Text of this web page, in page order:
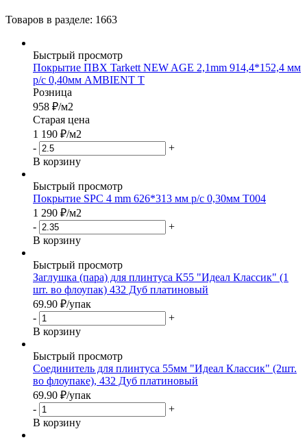
Товаров в разделе: 1663
Быстрый просмотр
Покрытие ПВХ Tarkett NEW AGE 2,1mm 914,4*152,4 мм
р/с 0,40мм AMBIENT Т
Розница
958 ₽/м2
Старая цена
1 190 ₽/м2
-
+
В корзину
Быстрый просмотр
Покрытие SPC 4 mm 626*313 мм р/с 0,30мм T004
1 290 ₽/м2
-
+
В корзину
Быстрый просмотр
Заглушка (пара) для плинтуса К55 "Идеал Классик" (1
шт. во флоупак) 432 Дуб платиновый
69.90 ₽/упак
-
+
В корзину
Быстрый просмотр
Соединитель для плинтуса 55мм "Идеал Классик" (2шт.
во флоупаке), 432 Дуб платиновый
69.90 ₽/упак
-
+
В корзину